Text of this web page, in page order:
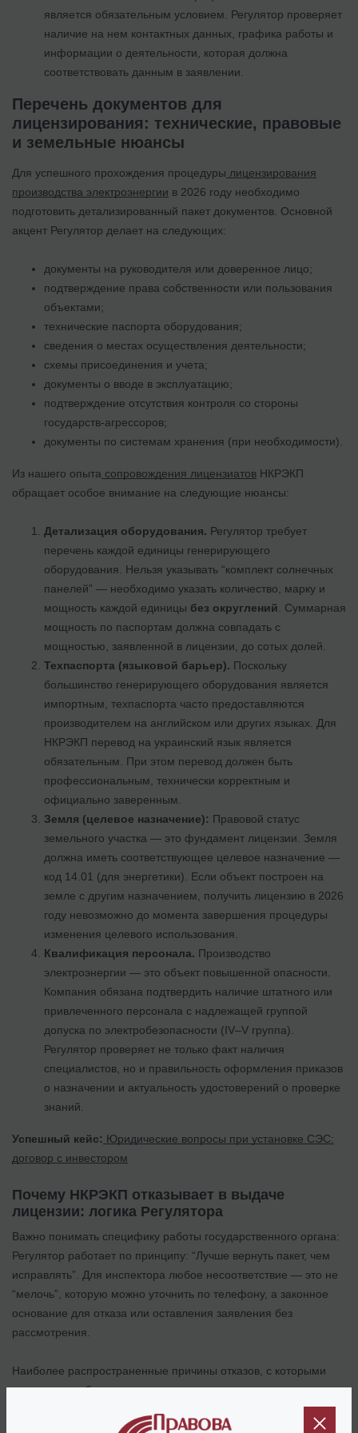
является обязательным условием. Регулятор проверяет
наличие на нем контактных данных, графика работы и
информации о деятельности, которая должна
соответствовать данным в заявлении.
Перечень документов для
лицензирования: технические, правовые
и земельные нюансы
Для успешного прохождения процедуры лицензирования
производства электроэнергии в 2026 году необходимо
подготовить детализированный пакет документов. Основной
акцент Регулятор делает на следующих:
документы на руководителя или доверенное лицо;
подтверждение права собственности или пользования
объектами;
технические паспорта оборудования;
сведения о местах осуществления деятельности;
схемы присоединения и учета;
документы о вводе в эксплуатацию;
подтверждение отсутствия контроля со стороны
государств-агрессоров;
документы по системам хранения (при необходимости).
Из нашего опыта сопровождения лицензиатов НКРЭКП
обращает особое внимание на следующие нюансы:
Детализация оборудования. Регулятор требует
перечень каждой единицы генерирующего
оборудования. Нельзя указывать “комплект солнечных
панелей” — необходимо указать количество, марку и
мощность каждой единицы без округлений . Суммарная
мощность по паспортам должна совпадать с
мощностью, заявленной в лицензии, до сотых долей.
Техпаспорта (языковой барьер). Поскольку
большинство генерирующего оборудования является
импортным, техпаспорта часто предоставляются
производителем на английском или других языках. Для
НКРЭКП перевод на украинский язык является
обязательным. При этом перевод должен быть
профессиональным, технически корректным и
официально заверенным.
Земля (целевое назначение): Правовой статус
земельного участка — это фундамент лицензии. Земля
должна иметь соответствующее целевое назначение —
код 14.01 (для энергетики). Если объект построен на
земле с другим назначением, получить лицензию в 2026
году невозможно до момента завершения процедуры
изменения целевого использования.
Квалификация персонала. Производство
электроэнергии — это объект повышенной опасности.
Компания обязана подтвердить наличие штатного или
привлеченного персонала с надлежащей группой
допуска по электробезопасности (IV–V группа).
Регулятор проверяет не только факт наличия
специалистов, но и правильность оформления приказов
о назначении и актуальность удостоверений о проверке
знаний.
Успешный кейс: Юридические вопросы при установке СЭС:
договор с инвестором
Почему НКРЭКП отказывает в выдаче
лицензии: логика Регулятора
Важно понимать специфику работы государственного органа:
Регулятор работает по принципу: “Лучше вернуть пакет, чем
исправлять”. Для инспектора любое несоответствие — это не
“мелочь”, которую можно уточнить по телефону, а законное
основание для отказа или оставления заявления без
рассмотрения.
Наиболее распространенные причины отказов, с которыми
сталкивается бизнес:
Минимальные расхождения в цифрах.